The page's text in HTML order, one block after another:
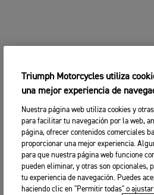
Triumph Motorcycles utiliza
una mejor experiencia de
Nuestra página web utiliza cookies y
para facilitar tu navegación por la web,
página, ofrecer contenidos comerciales
proporcionar una mejor experiencia.
para que nuestra página web funcione
pueden eliminar, y otras son opcionales,
tu experiencia de navegación. Puedes
haciendo clic en "Permitir todas" o